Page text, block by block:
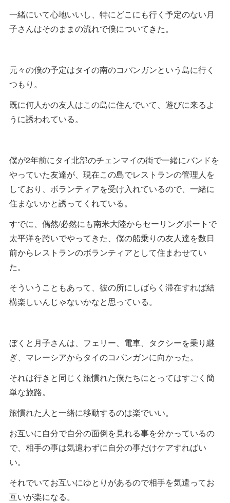
一緒にいて心地いいし、特にどこにも行く予定のない月
子さんはそのままの流れで僕についてきた。
元々の僕の予定はタイの南のコパンガンという島に行く
つもり。
既に何人かの友人はこの島に住んでいて、遊びに来るよ
うに誘われている。
僕が2年前にタイ北部のチェンマイの街で一緒にバンドを
やっていた友達が、現在この島でレストランの管理人を
しており、ボランティアを受け入れているので、一緒に
住まないかと誘ってくれている。
すでに、偶然/必然にも南米大陸からセーリングボートで
太平洋を跨いでやってきた、僕の船乗りの友人達を数日
前からレストランのボランティアとして住まわせてい
た。
そういうこともあって、彼の所にしばらく滞在すれば結
構楽しいんじゃないかなと思っている。
ぼくと月子さんは、フェリー、電車、タクシーを乗り継
ぎ、マレーシアからタイのコパンガンに向かった。
それは行きと同じく旅慣れた僕たちにとってはすごく簡
単な旅路。
旅慣れた人と一緒に移動するのは楽でいい。
お互いに自分で自分の面倒を見れる事を分かっているの
で、相手の事は気遣わずに自分の事だけケアすればい
い。
それでいてお互いにゆとりがあるので相手を気遣ってお
互いが楽になる。